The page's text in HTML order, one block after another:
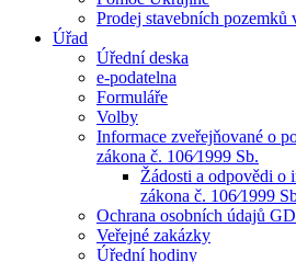
Prodej stavebních pozemků
Úřad
Úřední deska
e-podatelna
Formuláře
Volby
Informace zveřejňované o
zákona č. 106⁄1999 Sb.
Žádosti a odpovědi o
zákona č. 106⁄1999
Ochrana osobních údajů
Veřejné zakázky
Úřední hodiny